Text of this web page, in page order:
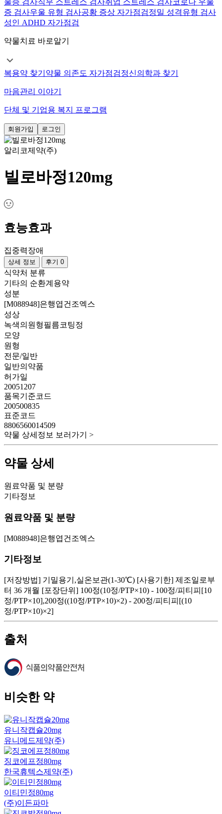
증 검사우울 유형 검사공황 증상 자가점검정밀 성격유형 검사
성인 ADHD 자가점검
약물치료 바로알기
복용약 찾기 약물 의존도 자가점검정신의학과 찾기
마음관리 이야기
단체 및 기업용 복지 프로그램
회원가입 로그인
알리코제약(주)
빌로바정120mg
효능효과
집중력장애
상세 정보 후기 0
식약처 분류
기타의 순환계용약
성분
[M088948]은행엽건조엑스
성상
녹색의원형필름코팅정
모양
원형
전문/일반
일반의약품
허가일
20051207
품목기준코드
200500835
표준코드
8806560014509
약물 상세정보 보러가기 >
약물 상세
원료약품 및 분량
기타정보
원료약품 및 분량
[M088948]은행엽건조엑스
기타정보
[저장방법] 기밀용기,실온보관(1-30℃) [사용기한] 제조일로부
터 36 개월 [포장단위] 100정(10정/PTP×10) - 100정/피티피[10
정/PTP×10],200정((10정/PTP×10)×2) - 200정/피티피[(10
정/PTP×10)×2]
출처
비슷한 약
유니작캡슐20mg
유니메드제약(주)
징코에프정80mg
한국휴텍스제약(주)
이티민정80mg
(주)이든파마